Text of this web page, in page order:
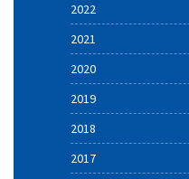
2022
2021
2020
2019
2018
2017